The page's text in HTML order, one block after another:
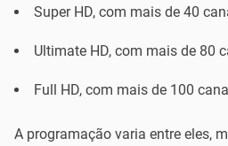
Super HD, com mais de 40
Ultimate HD, com mais de 80
Full HD, com mais de 100
A programação varia entre eles,